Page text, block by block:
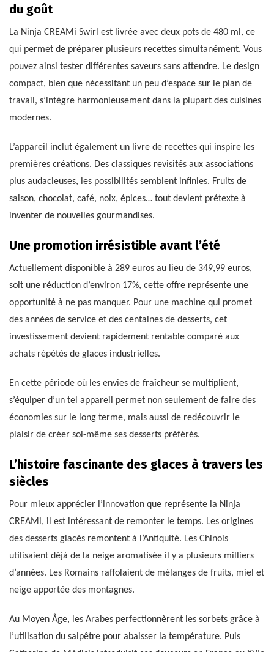
du goût
La Ninja CREAMi Swirl est livrée avec deux pots de 480 ml, ce
qui permet de préparer plusieurs recettes simultanément. Vous
pouvez ainsi tester différentes saveurs sans attendre. Le design
compact, bien que nécessitant un peu d’espace sur le plan de
travail, s’intègre harmonieusement dans la plupart des cuisines
modernes.
L’appareil inclut également un livre de recettes qui inspire les
premières créations. Des classiques revisités aux associations
plus audacieuses, les possibilités semblent infinies. Fruits de
saison, chocolat, café, noix, épices… tout devient prétexte à
inventer de nouvelles gourmandises.
Une promotion irrésistible avant l’été
Actuellement disponible à 289 euros au lieu de 349,99 euros,
soit une réduction d’environ 17%, cette offre représente une
opportunité à ne pas manquer. Pour une machine qui promet
des années de service et des centaines de desserts, cet
investissement devient rapidement rentable comparé aux
achats répétés de glaces industrielles.
En cette période où les envies de fraîcheur se multiplient,
s’équiper d’un tel appareil permet non seulement de faire des
économies sur le long terme, mais aussi de redécouvrir le
plaisir de créer soi-même ses desserts préférés.
L’histoire fascinante des glaces à travers les
siècles
Pour mieux apprécier l’innovation que représente la Ninja
CREAMi, il est intéressant de remonter le temps. Les origines
des desserts glacés remontent à l’Antiquité. Les Chinois
utilisaient déjà de la neige aromatisée il y a plusieurs milliers
d’années. Les Romains raffolaient de mélanges de fruits, miel et
neige apportée des montagnes.
Au Moyen Âge, les Arabes perfectionnèrent les sorbets grâce à
l’utilisation du salpêtre pour abaisser la température. Puis